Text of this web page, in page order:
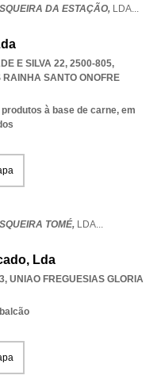
DA ESTAÇÃO, LDA...
E SILVA 22, 2500-805,
SANTO ONOFRE
à base de carne, em
TOMÉ, LDA...
Lda
, UNIAO FREGUESIAS GLORIA